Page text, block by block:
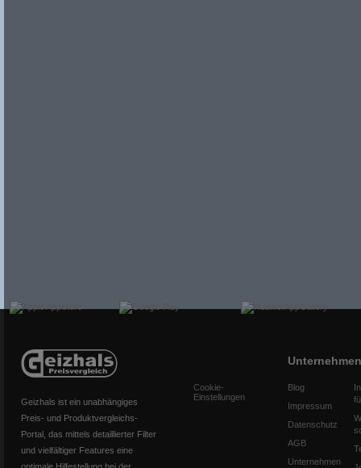
Geizhals ist ein unabhängiges
Preis- und Produktvergleichs-
Portal, das mittels detaillierter Filter
und vielfältiger Features eine
Cookie-
Einstellungen
Unternehmen
Blog
Impressum
Datenschutz
AGB
Unternehmen